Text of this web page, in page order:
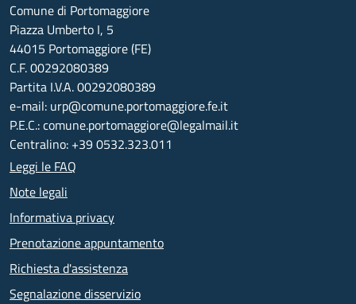
Comune di Portomaggiore
Piazza Umberto I, 5
44015 Portomaggiore (FE)
C.F. 00292080389
Partita I.V.A. 00292080389
e-mail: urp@comune.portomaggiore.fe.it
P.E.C.: comune.portomaggiore@legalmail.it
Centralino: +39 0532.323.011
Leggi le FAQ
Note legali
Informativa privacy
Prenotazione appuntamento
Richiesta d'assistenza
Segnalazione disservizio